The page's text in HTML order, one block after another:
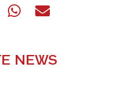
NEWS